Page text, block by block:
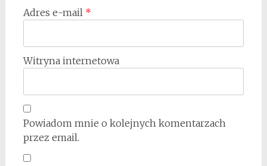
Adres e-mail *
Witryna internetowa
Powiadom mnie o kolejnych komentarzach
przez email.